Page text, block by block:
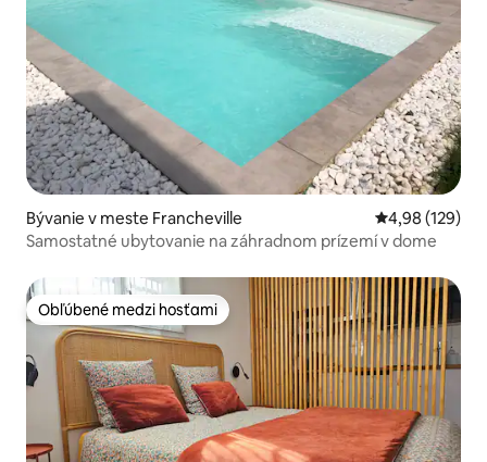
Bývanie v meste Francheville Priemerné
4,98 (129)
Samostatné ubytovanie na záhradnom prízemí v dome
Obľúbené medzi hosťami
Obľúbené medzi hosťami